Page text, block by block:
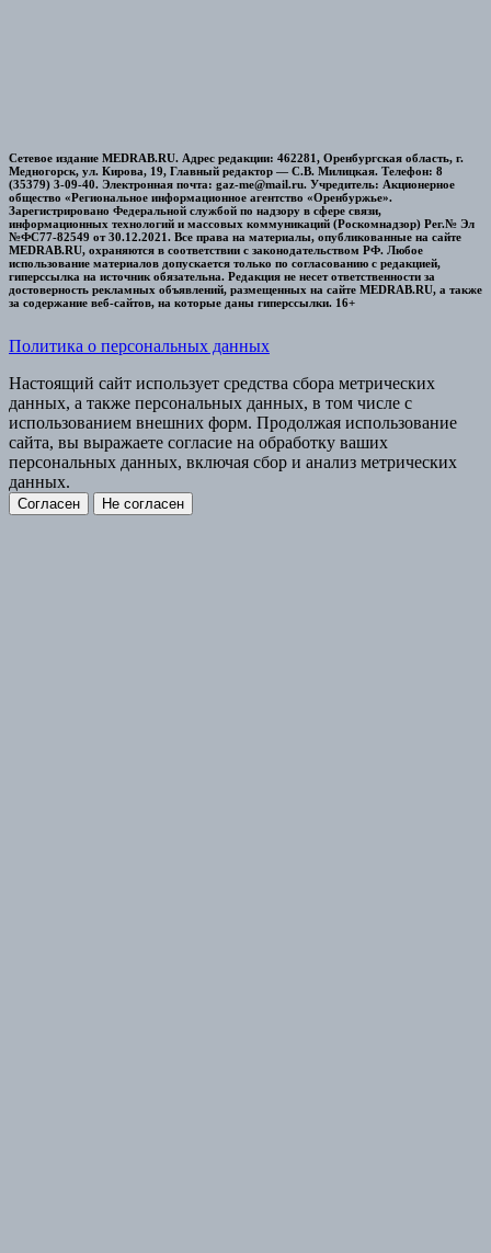
Сетевое издание MEDRAB.RU. Адрес редакции: 462281, Оренбургская область, г.
Медногорск, ул. Кирова, 19, Главный редактор — С.В. Милицкая. Телефон: 8
(35379) 3-09-40. Электронная почта: gaz-me@mail.ru. Учредитель: Акционерное
общество «Региональное информационное агентство «Оренбуржье».
Зарегистрировано Федеральной службой по надзору в сфере связи,
информационных технологий и массовых коммуникаций (Роскомнадзор) Рег.№ Эл
№ФС77-82549 от 30.12.2021. Все права на материалы, опубликованные на сайте
MEDRAB.RU, охраняются в соответствии с законодательством РФ. Любое
использование материалов допускается только по согласованию с редакцией,
гиперссылка на источник обязательна. Редакция не несет ответственности за
достоверность рекламных объявлений, размещенных на сайте MEDRAB.RU, а также
за содержание веб-сайтов, на которые даны гиперссылки. 16+
Политика о персональных данных
Настоящий сайт использует средства сбора метрических
данных, а также персональных данных, в том числе с
использованием внешних форм. Продолжая использование
сайта, вы выражаете согласие на обработку ваших
персональных данных, включая сбор и анализ метрических
данных.
Согласен Не согласен